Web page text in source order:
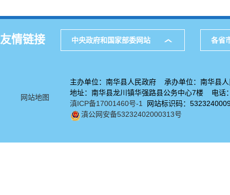
友情链接 中央政府和国家部委网站 各省
网站地图
主办单位：南华县人民政府 承办单位：南华县人
地址：南华县龙川镇华强路县公务中心7楼 电
滇ICP备17001460号-1
网站标识码：
滇公网安备53232402000313号